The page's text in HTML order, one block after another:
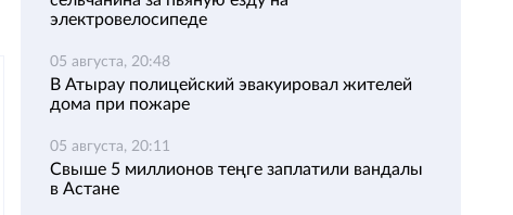
электровелосипеде
05 августа, 20:48
В Атырау полицейский эвакуировал жителей
дома при пожаре
05 августа, 20:11
Свыше 5 миллионов теңге заплатили вандалы
в Астане